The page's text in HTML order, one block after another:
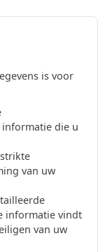
is voor
die u
van uw
informatie vindt
van uw